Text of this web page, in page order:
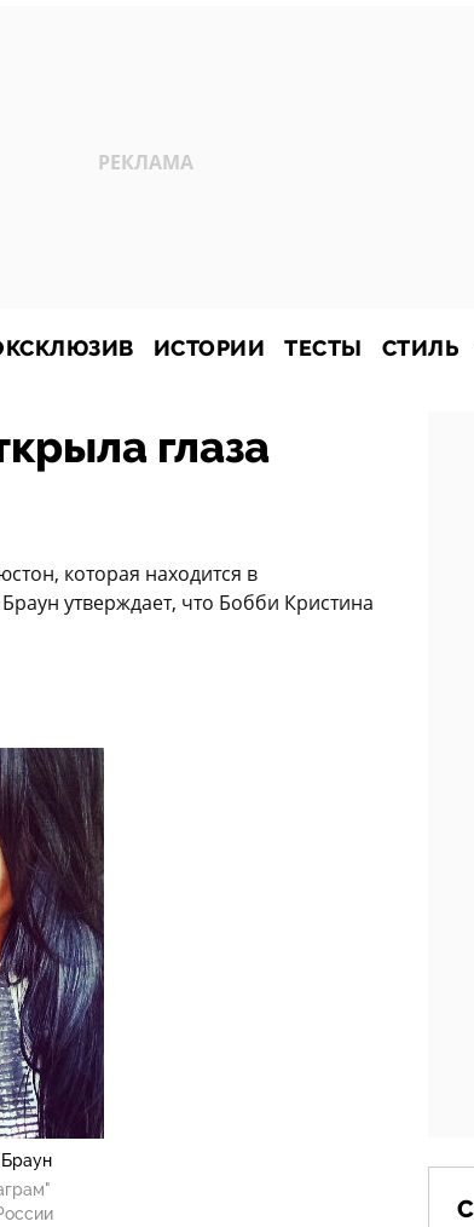
ИСТОРИИ ТЕСТЫ СТИЛЬ
глаза
которая находится в
утверждает, что Бобби Кристина